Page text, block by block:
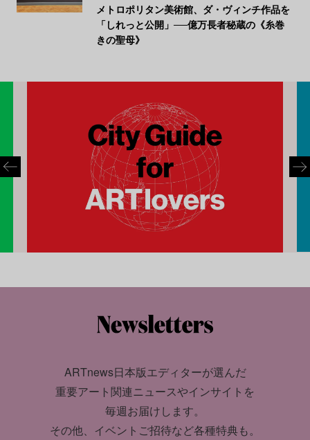
メトロポリタン美術館、ダ・ヴィンチ作品を
「しれっと公開」──億万長者秘蔵の《糸巻
きの聖母》
ARTnews日本版エディターが選んだ
重要アート関連ニュースやインサイトを
毎週お届けします。
その他、イベントご招待など各種特典も。